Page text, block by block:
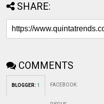
SHARE:
COMMENTS
BLOGGER: 1 FACEBOOK: